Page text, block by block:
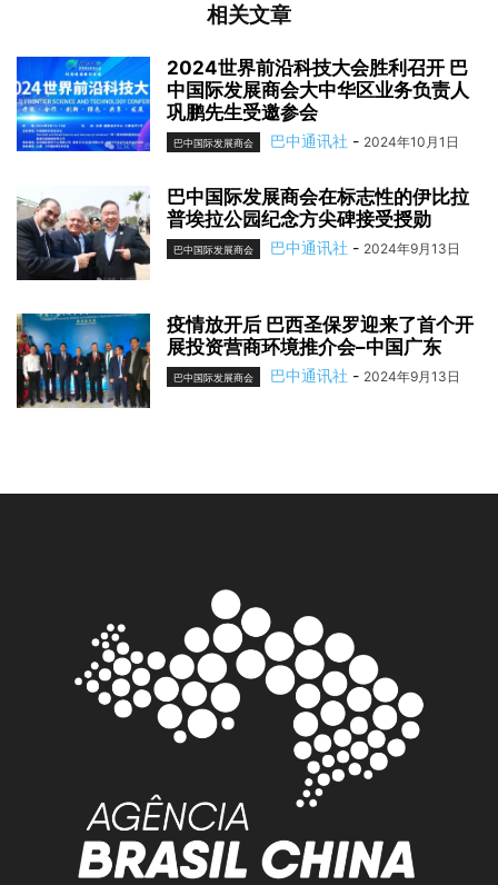
相关文章
2024世界前沿科技大会胜利召开 巴
中国际发展商会大中华区业务负责人
巩鹏先生受邀参会
巴中国际发展商会 巴中通讯社 - 2024年10月1日
巴中国际发展商会在标志性的伊比拉
普埃拉公园纪念方尖碑接受授勋
巴中国际发展商会 巴中通讯社 - 2024年9月13日
疫情放开后 巴西圣保罗迎来了首个开
展投资营商环境推介会–中国广东
巴中国际发展商会 巴中通讯社 - 2024年9月13日